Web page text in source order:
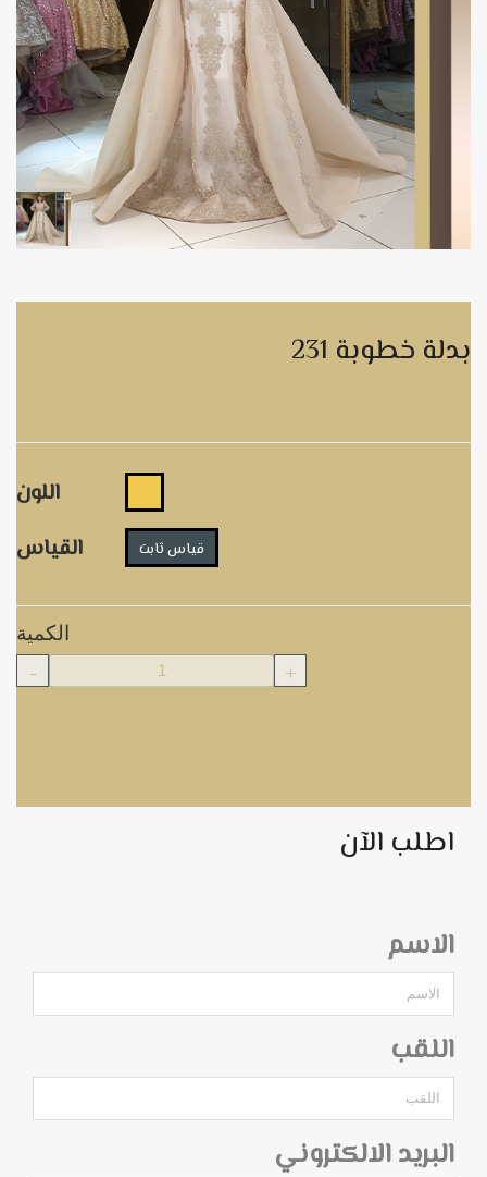
بدلة خطوبة 231
اللون
القياس
قياس ثابت
الكمية
- +
اطلب الآن
الاسم
اللقب
البريد الالكتروني